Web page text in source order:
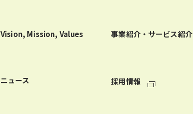
Vision, Mission, Values 事業紹介・サービス紹介
ニュース 採用情報